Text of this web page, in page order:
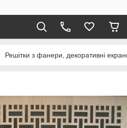
Решітки з фанери, декоративні